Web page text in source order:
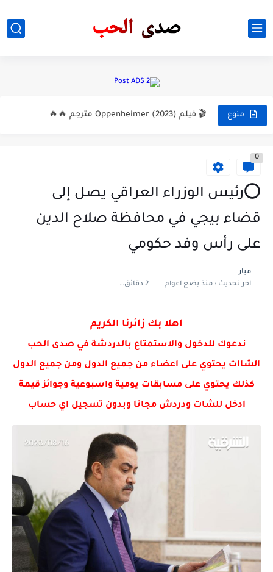
منوع 🎬 فيلم Oppenheimer (2023) مترجم 🔥🔥
رياضه الصباح . رياضه لعب كره القدم
0
⭕رئيس الوزراء العراقي يصل إلى
قضاء بيجي في محافظة صلاح الدين
على رأس وفد حكومي
ميار
اخر تحديث :منذ بضع اعوام 2 دقائق للقراءة
اهلا بك زائرنا الكريم
ندعوك للدخول والاستمتاع بالدردشة في صدى الحب
الشاات يحتوي على اعضاء من جميع الدول ومن جميع الدول
كذلك يحتوي على مسابقات يومية واسبوعية وجوائز قيمة
ادخل للشات ودردش مجانا وبدون تسجيل اي حساب